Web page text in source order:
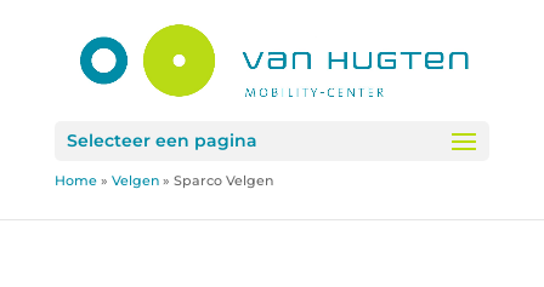
Selecteer een pagina
Home» Velgen» Sparco Velgen